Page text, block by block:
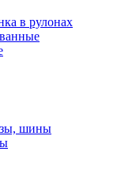
в рулонах
шины